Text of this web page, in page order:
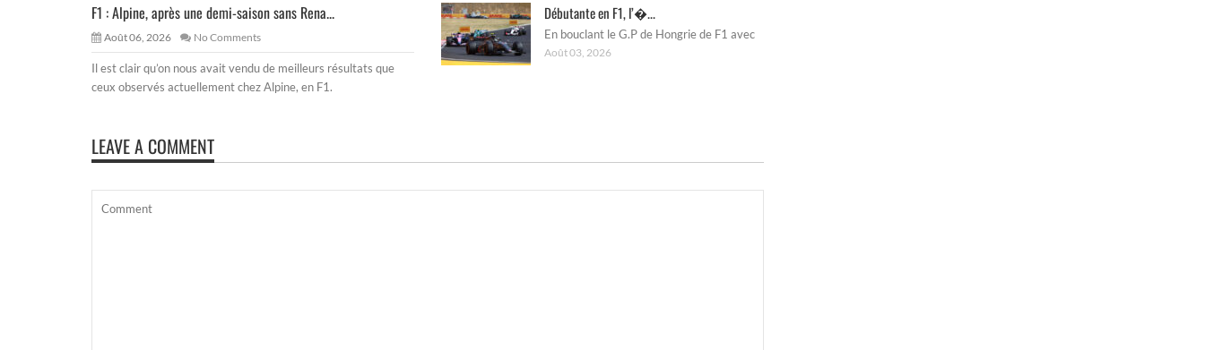
F1 : Alpine, après une demi-saison sans Rena...
Août 06, 2026 No Comments
Il est clair qu’on nous avait vendu de meilleurs résultats que
ceux observés actuellement chez Alpine, en F1.
Débutante en F1, l’�...
En bouclant le G.P de Hongrie de F1 avec
Août 03, 2026
LEAVE A COMMENT